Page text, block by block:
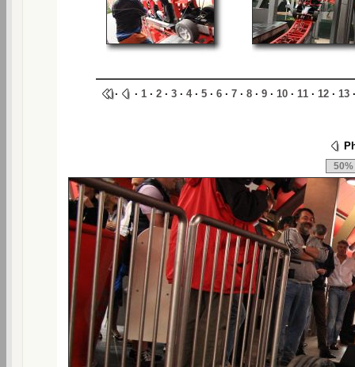
· · 1· 2· 3· 4· 5· 6· 7· 8· 9· 10· 11· 12· 13